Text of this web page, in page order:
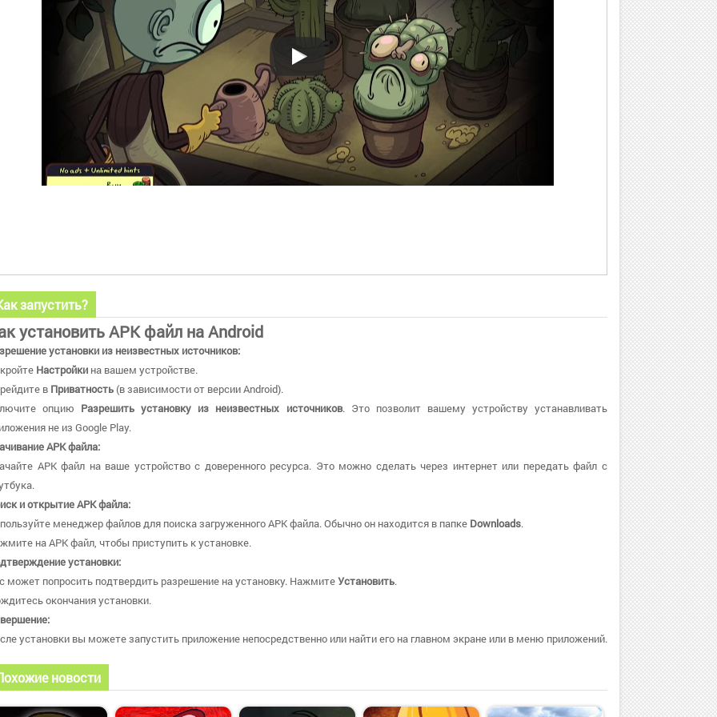
запустить?
установить APK файл на Android
установки из неизвестных источников:
Настройки на вашем устройстве.
в Приватность (в зависимости от версии Android).
опцию Разрешить установку из неизвестных источников. Это позволит вашему устройству устанавливать
не из Google Play.
APK файла:
APK файл на ваше устройство с доверенного ресурса. Это можно сделать через интернет или передать файл с
и открытие APK файла:
менеджер файлов для поиска загруженного APK файла. Обычно он находится в папке Downloads.
на APK файл, чтобы приступить к установке.
установки:
может попросить подтвердить разрешение на установку. НажмитеУстановить.
окончания установки.
установки вы можете запустить приложение непосредственно или найти его на главном экране или в меню приложений.
новости